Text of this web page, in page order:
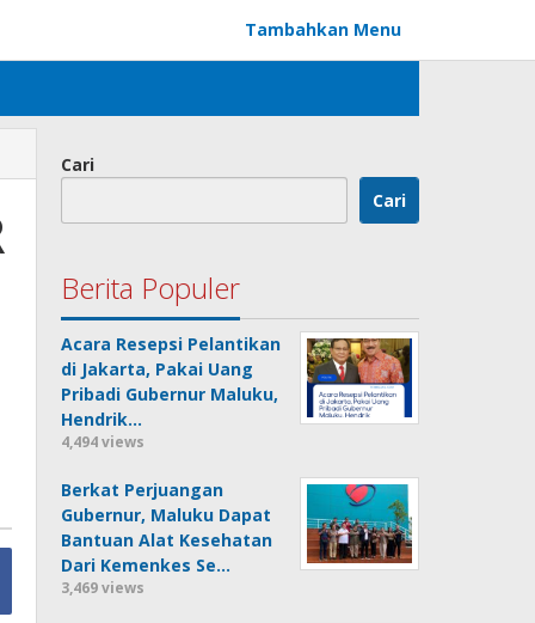
Tambahkan Menu
Cari
Cari
Berita Populer
Acara Resepsi Pelantikan
di Jakarta, Pakai Uang
Pribadi Gubernur Maluku,
Hendrik…
4,494 views
Berkat Perjuangan
Gubernur, Maluku Dapat
Bantuan Alat Kesehatan
Dari Kemenkes Se…
3,469 views